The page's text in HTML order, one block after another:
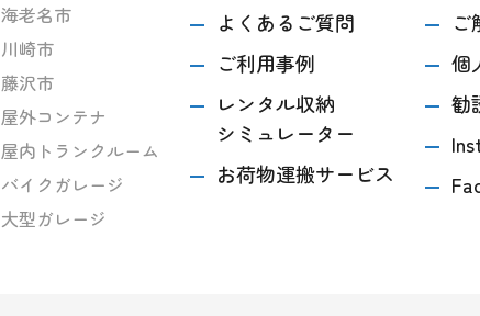
海老名市
川崎市
藤沢市
屋外コンテナ
屋内トランクルーム
バイクガレージ
大型ガレージ
よくあるご質問
ご利用事例
レンタル収納
シミュレーター
お荷物運搬サービス
ご
個
勧